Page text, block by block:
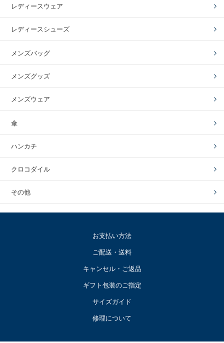
レディースウェア
レディースシューズ
メンズバッグ
メンズグッズ
メンズウェア
傘
ハンカチ
クロコダイル
その他
お支払い方法
ご配送・送料
キャンセル・ご返品
ギフト包装のご指定
サイズガイド
修理について